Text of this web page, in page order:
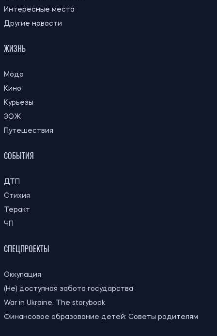
Интересные места
Другие новости
ЖИЗНЬ
Мода
Кино
Курьезы
ЗОЖ
Путешествия
СОБЫТИЯ
ДТП
Стихия
Теракт
ЧП
СПЕЦПРОЕКТЫ
Оккупация
(Не) доступная забота государства
War in Ukraine. The storybook
Финансовое образование детей: Советы родителям